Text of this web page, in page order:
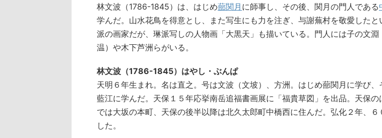
林文波（1786-1845）は、はじめ蔀関月 に師事し、その後、関月の門人である
学んだ。山水花鳥を得意とし、また写生にも力を注ぎ、与謝蕪村を敬愛したと
派の画家だが、琳派写しの人物画「大黒天」も描いている。門人には子の文淵
温）や木下芦洲らがいる。
林文波（1786-1845）はやし・ぶんぱ
天明６年生まれ。名は直之。号は文波（文坡）、方洲。はじめ蔀関月に学び、
藍江に学んだ。天保１５年応挙南岳追福書画展に「福貴草図」を出品。天保の
では大坂の本町、天保の後半以降は北久太郎町中橋西に住んだ。弘化２年、６
した。